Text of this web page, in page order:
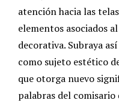
atención hacia las
elementos asociados
decorativa. Subraya
como sujeto estético
que otorga nuevo
palabras del